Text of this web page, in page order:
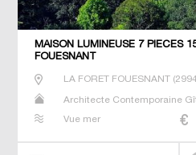
MAISON LUMINEUSE 7 PIECES
FOUESNANT
LA FORET FOUESNANT(
Architecte Contemporaine
Vue mer